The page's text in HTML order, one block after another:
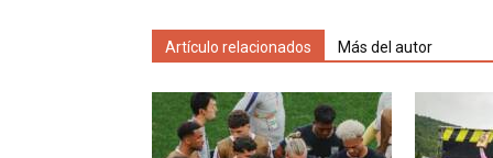
Artículo relacionados Más del autor